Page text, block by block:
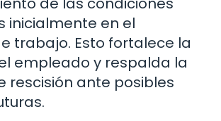
inicialmente en el
trabajo. Esto fortalece la
empleado y respalda la
rescisión ante posibles